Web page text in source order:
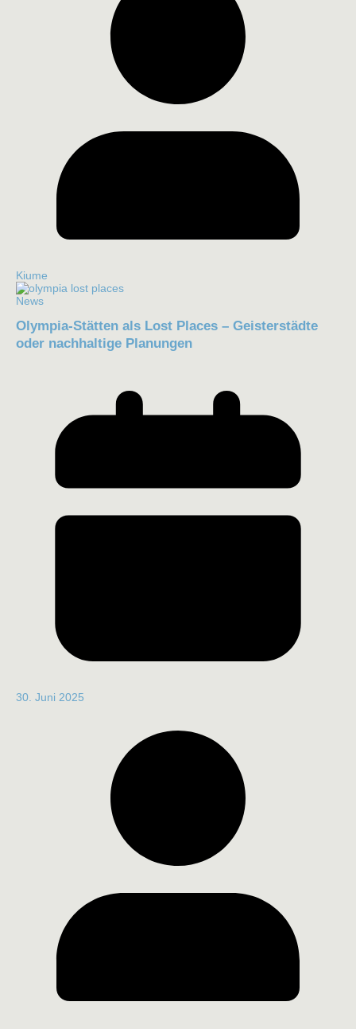
Kiume
News
Olympia-Stätten als Lost Places – Geisterstädte
oder nachhaltige Planungen
30. Juni 2025